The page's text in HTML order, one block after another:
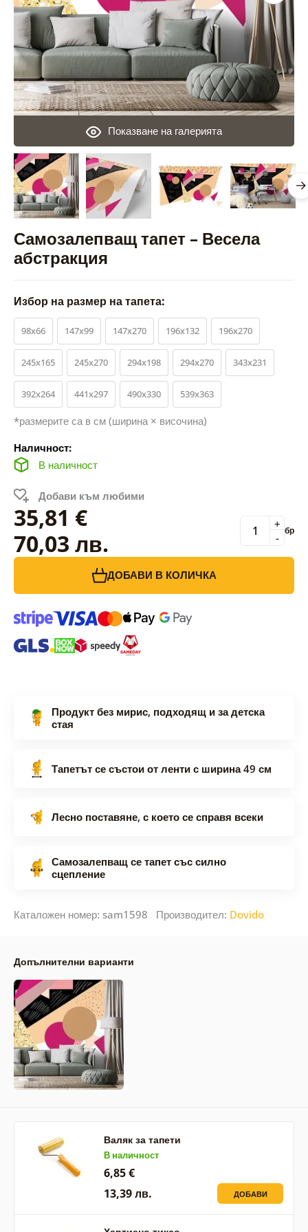
Самозалепващ тапет – Весела
абстракция
Показване на галерията
Избор на размер на тапета:
98x66 147x99 147x270 196x132 196x270
245x165 245x270 294x198 294x270 343x231
392x264 441x297 490x330 539x363
*размерите са в см (ширина × височина)
Наличност:
В наличност
Добави към любими
35,81 €
70,03 лв.
-
+ бр
ДОБАВИ В КОЛИЧКА
Продукт без мирис, подходящ и за детска
стая
Тапетът се състои от ленти с ширина 49 см
Лесно поставяне, с което се справя всеки
Самозалепващ се тапет със силно
сцепление
Каталожен номер: sam1598 Производител: Dovido
Допълнителни варианти
Валяк за тапети
В наличност
6,85 €
13,39 лв.
ДОБАВИ